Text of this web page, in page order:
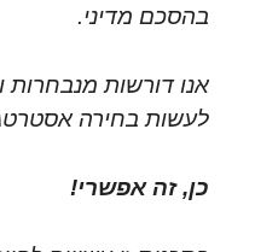
בהסכם מדיני.
אנו דורשות מנבחרות
לעשות בחירה
כן, זה אפשרי!